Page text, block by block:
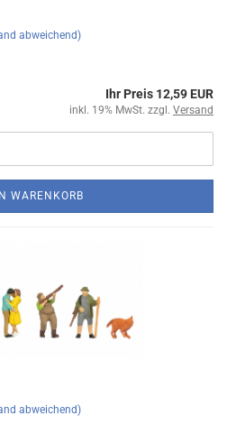
abweichend)
Ihr Preis 12,59 EUR
inkl. 19% MwSt. zzgl. Versand
WARENKORB
abweichend)